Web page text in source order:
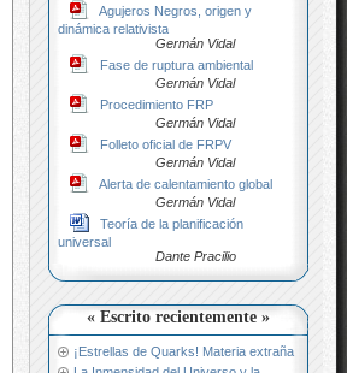
Agujeros Negros, origen y
dinámica relativista
Germán Vidal
Fase de ruptura ambiental
Germán Vidal
Procedimiento FRP
Germán Vidal
Folleto oficial de FRPV
Germán Vidal
Alerta de calentamiento global
Germán Vidal
Teoría de la planificación
universal
Dante Pracilio
« Escrito recientemente »
¡Estrellas de Quarks! Materia extraña